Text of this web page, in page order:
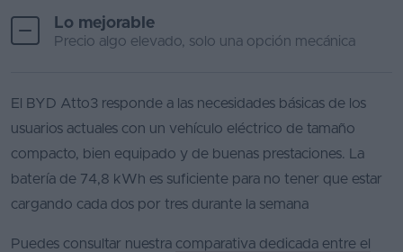
Lo mejorable
Precio algo elevado, solo una opción mecánica
El BYD Atto3 responde a las necesidades básicas de los
usuarios actuales con un vehículo eléctrico de tamaño
compacto, bien equipado y de buenas prestaciones. La
batería de 74,8 kWh es suficiente para no tener que estar
cargando cada dos por tres durante la semana
Puedes consultar nuestra comparativa dedicada entre el